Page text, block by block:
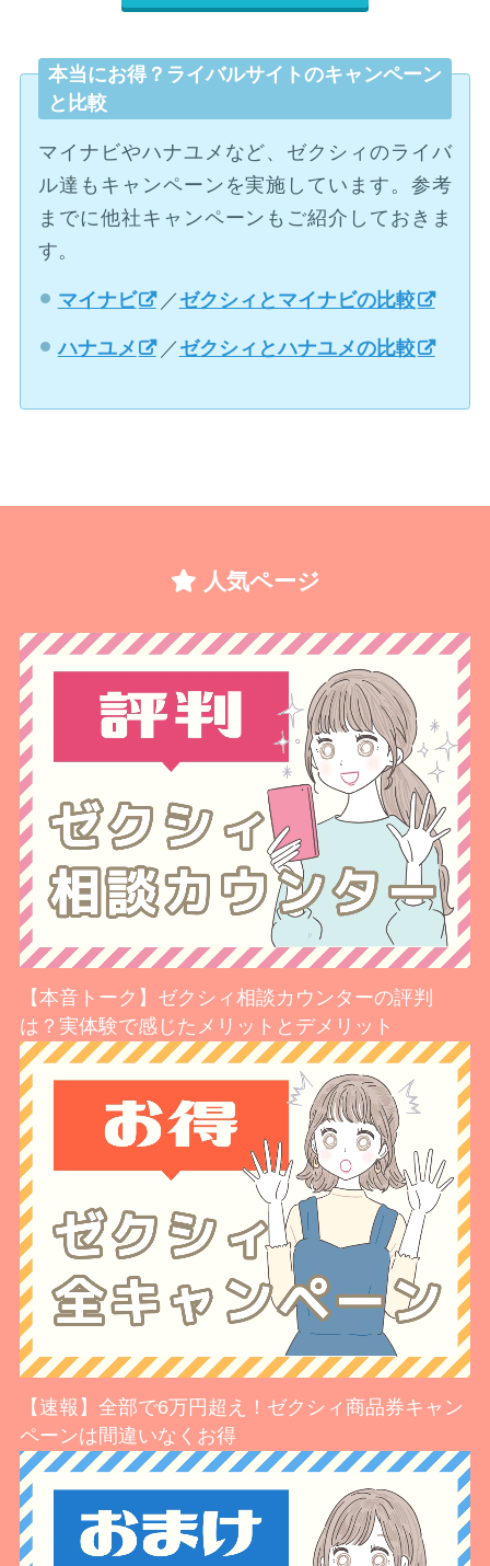
本当にお得？ライバルサイトのキャンペーン
と比較
マイナビやハナユメなど、ゼクシィのライバ
ル達もキャンペーンを実施しています。参考
までに他社キャンペーンもご紹介しておきま
す。
マイナビ ／ ゼクシィとマイナビの比較
ハナユメ ／ ゼクシィとハナユメの比較
人気ページ
【本音トーク】ゼクシィ相談カウンターの評判
は？実体験で感じたメリットとデメリット
【速報】全部で6万円超え！ゼクシィ商品券キャン
ペーンは間違いなくお得